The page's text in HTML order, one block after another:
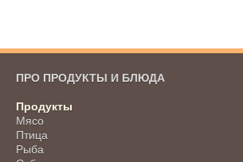
ПРО ПРОДУКТЫ И БЛЮДА
Продукты
Мясо
Птица
Рыба